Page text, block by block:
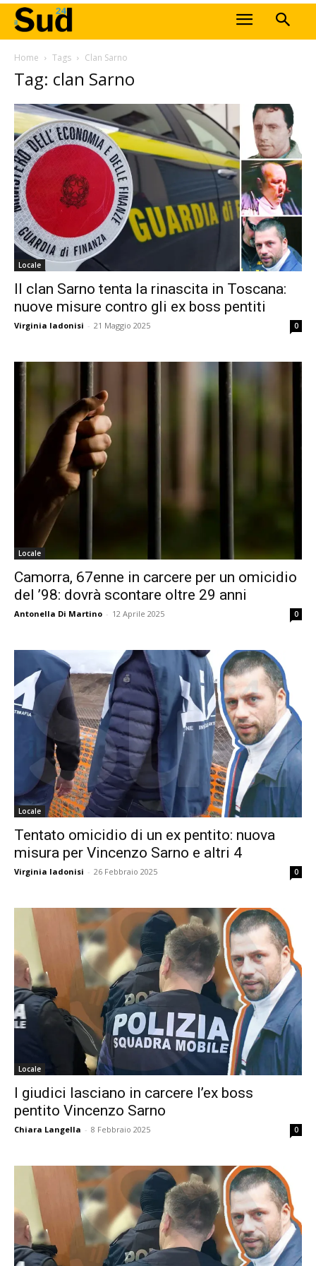
Home Tags Clan Sarno
Tag: clan Sarno
Locale
Il clan Sarno tenta la rinascita in Toscana:
nuove misure contro gli ex boss pentiti
Virginia Iadonisi - 21 Maggio 2025 0
Locale
Camorra, 67enne in carcere per un omicidio
del ’98: dovrà scontare oltre 29 anni
Antonella Di Martino - 12 Aprile 2025 0
Locale
Tentato omicidio di un ex pentito: nuova
misura per Vincenzo Sarno e altri 4
Virginia Iadonisi - 26 Febbraio 2025 0
Locale
I giudici lasciano in carcere l’ex boss
pentito Vincenzo Sarno
Chiara Langella - 8 Febbraio 2025 0